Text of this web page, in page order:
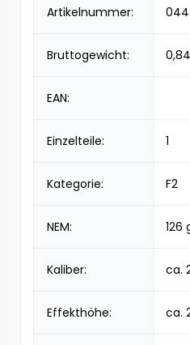
Artikelnummer:
Bruttogewicht:
EAN:
Einzelteile: 1
Kategorie: F2
NEM: 126
Kaliber: ca.
Effekthöhe: ca.